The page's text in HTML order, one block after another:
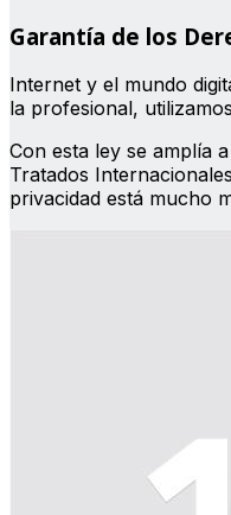
Garantía de los
Internet y el mundo
la profesional,
Con esta ley se amplía
Tratados
privacidad está mucho